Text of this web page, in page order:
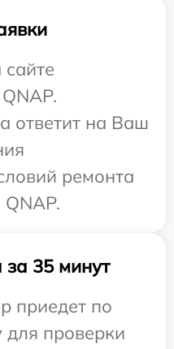
сайте
ответит на Ваш
ремонта
35 минут
приедет по
для проверки